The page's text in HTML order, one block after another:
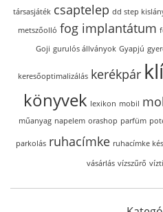
társasjáték csaptelep dd step
metszőolló fog implantátum
Goji gurulós állványok Gyapjú
keresőoptimalizálás kerékpár
könyvek lexikon mobil
műanyag napelem orashop parfüm
parkolás ruhacímke ruhacímke
vásárlás vízszűrő